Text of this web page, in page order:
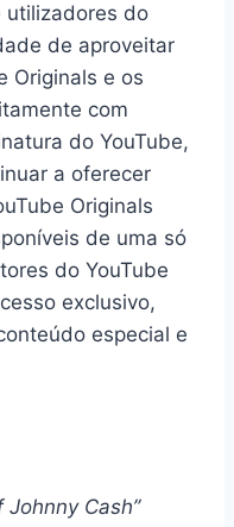
utilizadores do
de aproveitar
Originals e os
com
do YouTube,
a oferecer
Originals
de uma só
do YouTube
exclusivo,
especial e
Cash”